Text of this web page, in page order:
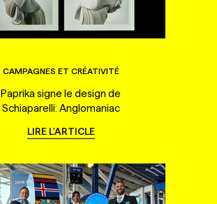
CAMPAGNES ET CRÉATIVITÉ
Paprika signe le design de
Schiaparelli: Anglomaniac
LIRE L'ARTICLE